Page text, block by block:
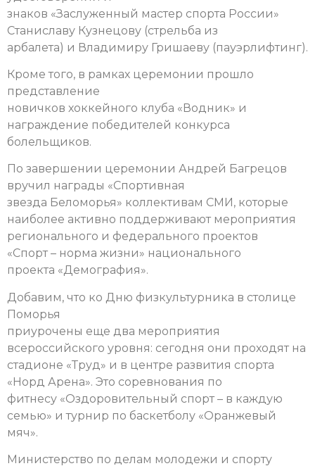
знаков «Заслуженный мастер спорта России»
Станиславу Кузнецову (стрельба из
арбалета) и Владимиру Гришаеву (пауэрлифтинг).
Кроме того, в рамках церемонии прошло
представление
новичков хоккейного клуба «Водник» и
награждение победителей конкурса
болельщиков.
По завершении церемонии Андрей Багрецов
вручил награды «Спортивная
звезда Беломорья» коллективам СМИ, которые
наиболее активно поддерживают мероприятия
регионального и федерального проектов
«Спорт – норма жизни» национального
проекта «Демография».
Добавим, что ко Дню физкультурника в столице
Поморья
приурочены еще два мероприятия
всероссийского уровня: сегодня они проходят на
стадионе «Труд» и в центре развития спорта
«Норд Арена». Это соревнования по
фитнесу «Оздоровительный спорт – в каждую
семью» и турнир по баскетболу «Оранжевый
мяч».
Министерство по делам молодежи и спорту